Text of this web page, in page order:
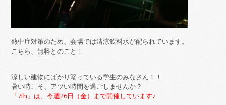
熱中症対策のため、会場では清涼飲料水が配られています。
こちら、無料とのこと！
涼しい建物にばかり篭っている学生のみなさん！！
暑い時こそ、アツい時間を過ごしませんか？
「7th」は、今週26日（金）まで開催しています♪